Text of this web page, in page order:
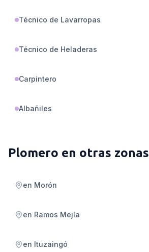
Técnico de Lavarropas
Técnico de Heladeras
Carpintero
Albañiles
Plomero en otras zonas
en Morón
en Ramos Mejía
en Ituzaingó